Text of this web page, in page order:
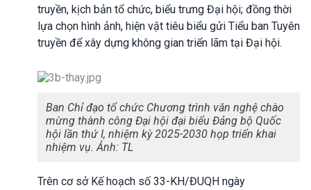
truyền, kịch bản tổ chức, biểu trưng Đại hội; đồng thời
lựa chọn hình ảnh, hiện vật tiêu biểu gửi Tiểu ban Tuyên
truyền để xây dựng không gian triển lãm tại Đại hội.
Ban Chỉ đạo tổ chức Chương trình văn nghệ chào
mừng thành công Đại hội đại biểu Đảng bộ Quốc
hội lần thứ I, nhiệm kỳ 2025-2030 họp triển khai
nhiệm vụ. Ảnh: TL
Trên cơ sở Kế hoạch số 33-KH/ĐUQH ngày